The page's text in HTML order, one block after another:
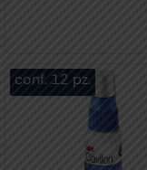
conf. 12 pz.